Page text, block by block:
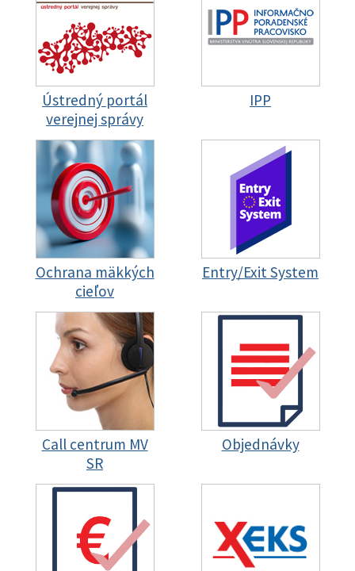
Ústredný portál
verejnej správy
IPP
Ochrana mäkkých
cieľov
Entry/Exit System
Call centrum MV
SR
Objednávky